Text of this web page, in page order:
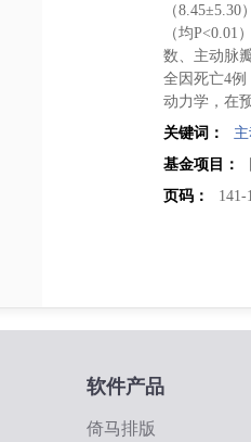
（
（均
数、主动脉
全因死亡4
动力学，在
关键词：
基金项目：
页码：
软件产品
倚马排版